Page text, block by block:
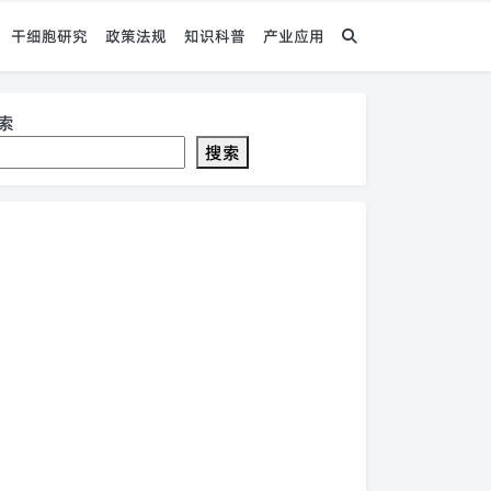
干细胞研究 政策法规 知识科普 产业应用
搜索